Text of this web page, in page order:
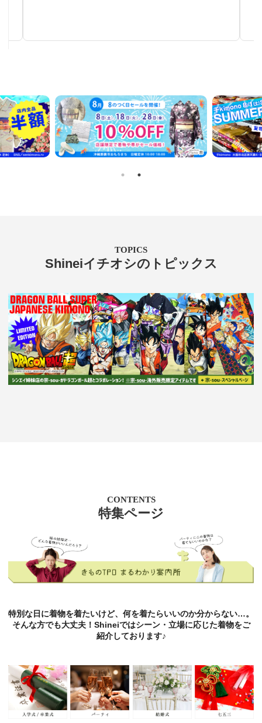
TOPICS
Shineiイチオシのトピックス
CONTENTS
特集ページ
特別な日に着物を着たいけど、何を着たらいいのか分からない…。
そんな方でも大丈夫！Shineiではシーン・立場に応じた着物をご
紹介しております♪